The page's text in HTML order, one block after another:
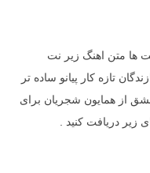
ها متن اهنگ زیر نت
تازه کار پیانو ساده تر
از همایون شجریان برای
زیر دریافت کنید .